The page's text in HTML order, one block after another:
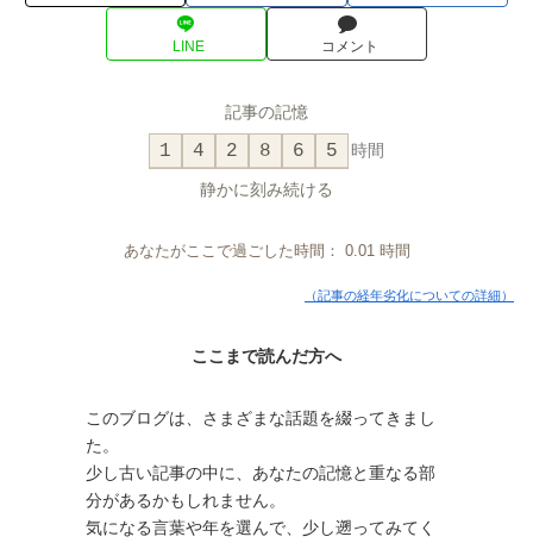
LINE コメント
記事の記憶
1 4 2 8 6 5 時間
静かに刻み続ける
あなたがここで過ごした時間： 0.01 時間
（記事の経年劣化についての詳細）
ここまで読んだ方へ
このブログは、さまざまな話題を綴ってきまし
た。
少し古い記事の中に、あなたの記憶と重なる部
分があるかもしれません。
気になる言葉や年を選んで、少し遡ってみてく